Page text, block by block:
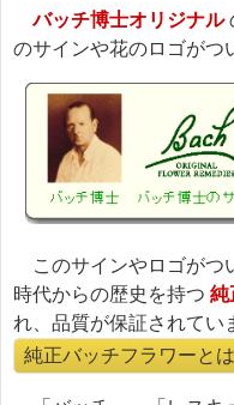
バッチ博士オリジナル
のサインや花のロゴがつ
このサインやロゴがつ
時代からの歴史を持つ 純
れ、品質が保証されてい
純正バッチフラワーとは